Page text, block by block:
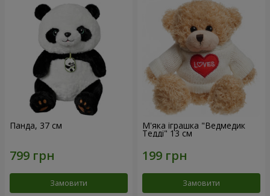
Панда, 37 см
Замовити
М'яка іграшка "Ведмедик
Тедді" 13 см
Замовити